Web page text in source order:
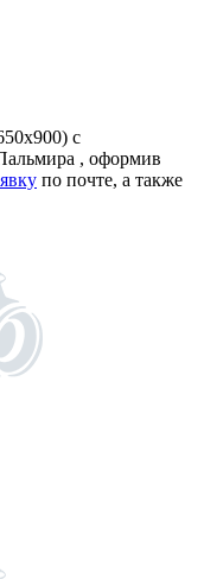
с
, оформив
по почте, а также